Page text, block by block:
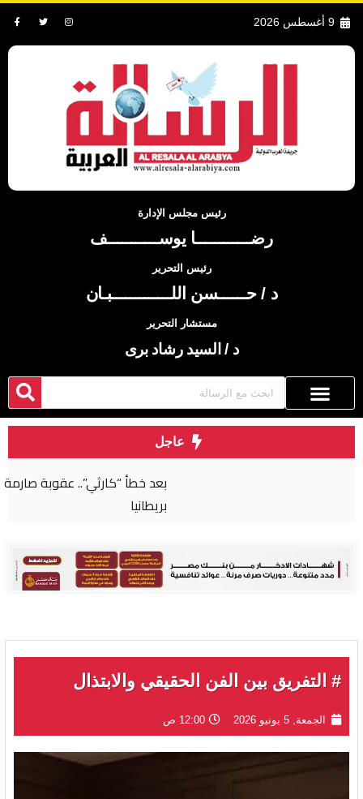
9 أغسطس 2026
رئيس مجلس الإدارة
رضــــــــــــا يوســـــــــــف
رئيس التحرير
د / حــــــسن اللـــــــــــــبـان
مستشار التحرير
د / السيد رشاد برى
عاجل
بعد خطأ “كارثي”.. عقوبة صارمة لجراح مصري في
# التفريق بين الفن الحقيقي والابتذال
الجمعة, 5 يونيو 2026 12:00 ص